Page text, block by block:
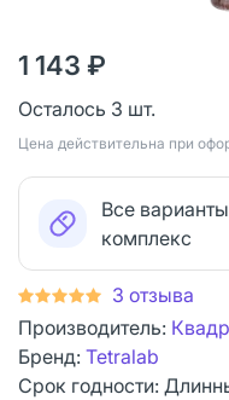
1 143 ₽
Осталось 3 шт.
Цена действительна при
Все
комплекс
3 отзыва
Производитель:
Бренд: Tetralab
Срок годности: